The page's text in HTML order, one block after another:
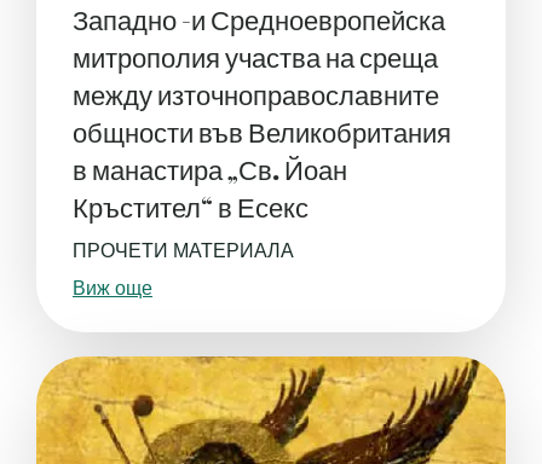
Западно -и Средноевропейска
митрополия участва на среща
между източноправославните
общности във Великобритания
в манастира „Св. Йоан
Кръстител“ в Есекс
ПРОЧЕТИ МАТЕРИАЛА
Виж още